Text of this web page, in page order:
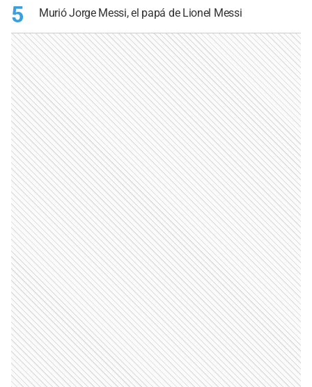
5 Murió Jorge Messi, el papá de Lionel Messi